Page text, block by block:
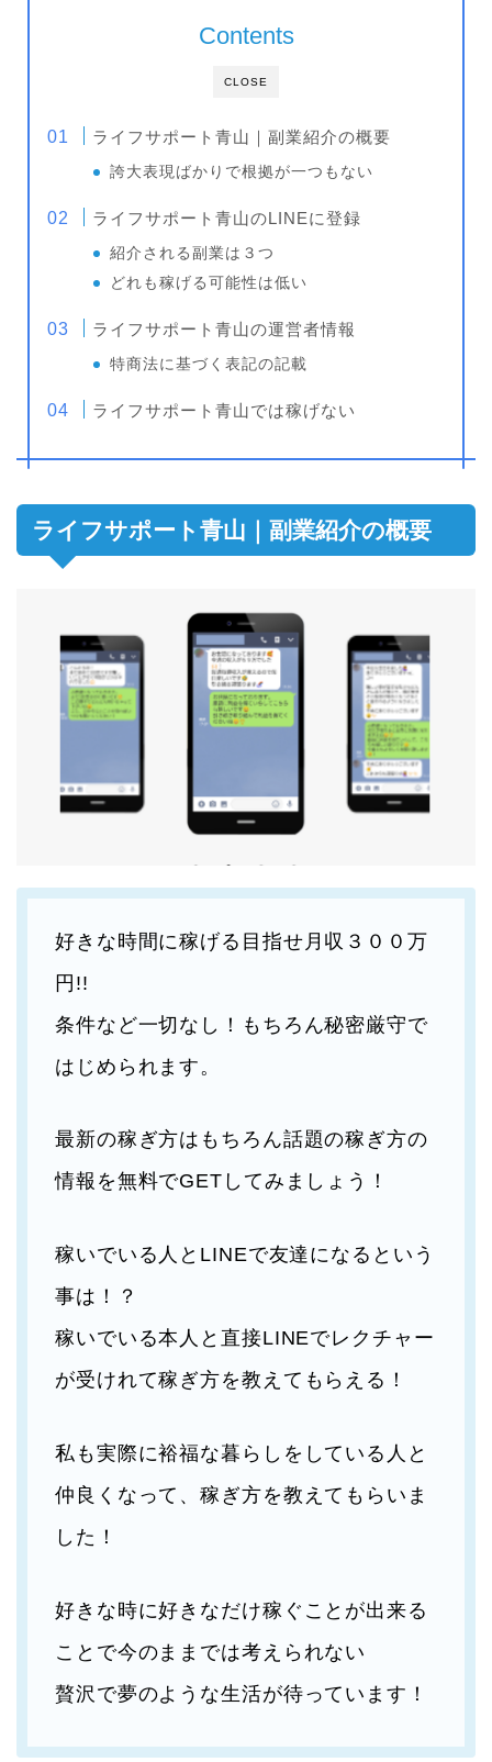
CLOSE
Contents
ライフサポート青山｜副業紹介の概要
誇大表現ばかりで根拠が一つもない
ライフサポート青山のLINEに登録
紹介される副業は３つ
どれも稼げる可能性は低い
ライフサポート青山の運営者情報
特商法に基づく表記の記載
ライフサポート青山では稼げない
ライフサポート青山｜副業紹介の概要
好きな時間に稼げる目指せ月収３００万
円!!
条件など一切なし！もちろん秘密厳守で
はじめられます。
最新の稼ぎ方はもちろん話題の稼ぎ方の
情報を無料でGETしてみましょう！
稼いでいる人とLINEで友達になるという
事は！？
稼いでいる本人と直接LINEでレクチャー
が受けれて稼ぎ方を教えてもらえる！
私も実際に裕福な暮らしをしている人と
仲良くなって、稼ぎ方を教えてもらいま
した！
好きな時に好きなだけ稼ぐことが出来る
ことで今のままでは考えられない
贅沢で夢のような生活が待っています！